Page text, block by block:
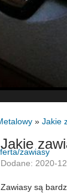
» Jakie
Jakie
Dodane: 2020-
Zawiasy są